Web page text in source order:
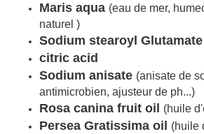
Maris aqua (eau de mer,
naturel )
Sodium stearoyl Glutamate
citric acid
Sodium anisate (anisate de
antimicrobien, ajusteur de ph...)
Rosa canina fruit oil (huile
Persea Gratissima oil (huile